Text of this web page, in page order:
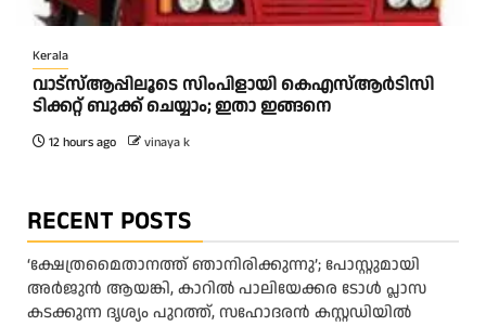
Kerala
വാട്‌സ്ആപ്പിലൂടെ സിംപിളായി കെഎസ്ആര്‍ടിസി
ടിക്കറ്റ് ബുക്ക് ചെയ്യാം; ഇതാ ഇങ്ങനെ
12 hours ago vinaya k
RECENT POSTS
‘ക്ഷേത്രമൈതാനത്ത് ഞാനിരിക്കുന്നു’; പോസ്റ്റുമായി
അർജുൻ ആയങ്കി, കാറിൽ പാലിയേക്കര ടോൾ പ്ലാസ
കടക്കുന്ന ദൃശ്യം പുറത്ത്, സഹോദരൻ കസ്റ്റഡിയിൽ